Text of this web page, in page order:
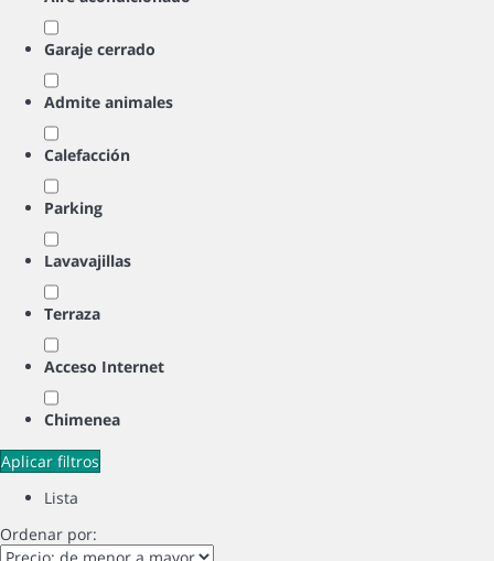
Garaje cerrado
Admite animales
Calefacción
Parking
Lavavajillas
Terraza
Acceso Internet
Chimenea
Aplicar filtros
Lista
Ordenar por: